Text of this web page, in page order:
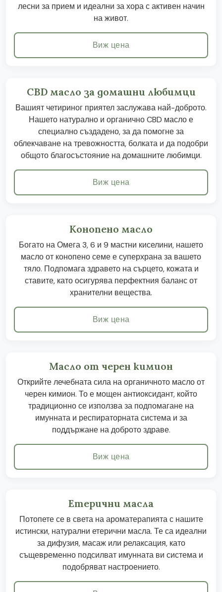
лесни за прием и идеални за хора с активен начин
на живот.
Виж цена
CBD масло за домашни любимци
Вашият четириног приятел заслужава най-доброто.
Нашето натурално и органично CBD масло е
специално създадено, за да помогне за
облекчаване на тревожността, болката и да подобри
общото благосъстояние на домашните любимци.
Виж цена
Конопено масло
Богато на Омега 3, 6 и 9 мастни киселини, нашето
масло от конопено семе е суперхрана за вашето
тяло. Подпомага здравето на сърцето, кожата и
ставите, като осигурява перфектния баланс от
хранителни вещества.
Виж цена
Масло от черен кимион
Открийте лечебната сила на органичното масло от
черен кимион. То е мощен антиоксидант, който
традиционно се използва за подпомагане на
имунната и респираторната система и за
поддържане на доброто здраве.
Виж цена
Етерични масла
Потопете се в света на ароматерапията с нашите
истински, натурални етерични масла. Те са идеални
за дифузия, масаж или релаксация, като
същевременно подсилват имунната ви система и
подобряват настроението.